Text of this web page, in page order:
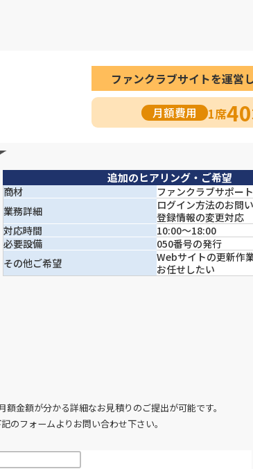
ファンクラブサイトを運営
月額費用 1席40
追加のヒアリング・ご希望
商材
ファンクラブサポート
業務詳細
ログイン方法のお問い
登録情報の変更対応
対応時間
10:00～18:00
必要設備
050番号の発行
その他ご希望
Webサイトの更新作
お任せしたい
金額が分かる詳細なお見積りのご提出が可能です。
のフォームよりお問い合わせ下さい。